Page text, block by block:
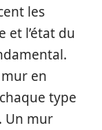
les
et l’état du
mur en
type
Un mur